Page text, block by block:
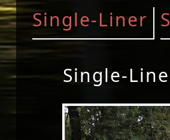
Single-Liner
Single-